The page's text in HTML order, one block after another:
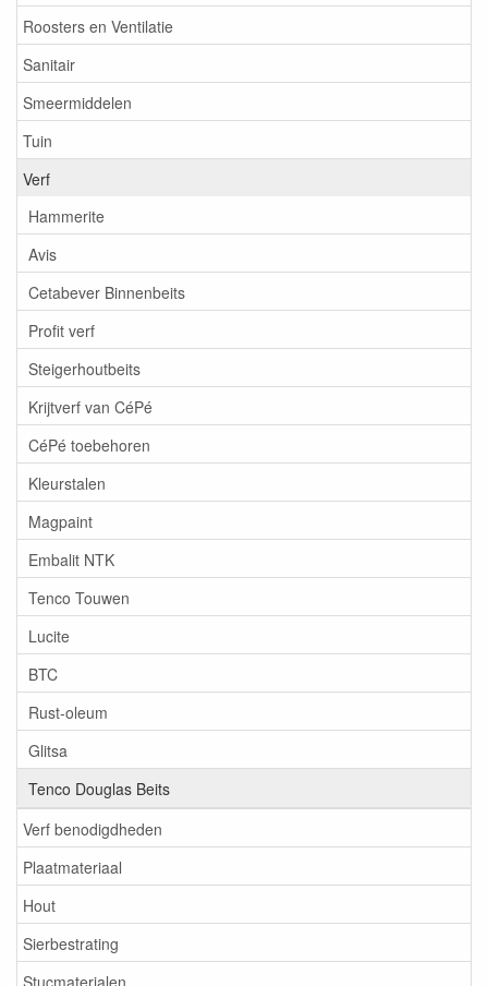
Roosters en Ventilatie
Sanitair
Smeermiddelen
Tuin
Verf
Hammerite
Avis
Cetabever Binnenbeits
Profit verf
Steigerhoutbeits
Krijtverf van CéPé
CéPé toebehoren
Kleurstalen
Magpaint
Embalit NTK
Tenco Touwen
Lucite
BTC
Rust-oleum
Glitsa
Tenco Douglas Beits
Verf benodigdheden
Plaatmateriaal
Hout
Sierbestrating
Stucmaterialen